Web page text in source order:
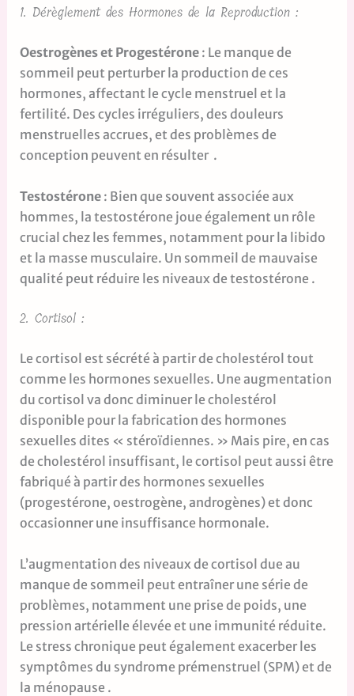
1. Dérèglement des Hormones de la Reproduction :
Oestrogènes et Progestérone : Le manque de
sommeil peut perturber la production de ces
hormones, affectant le cycle menstruel et la
fertilité. Des cycles irréguliers, des douleurs
menstruelles accrues, et des problèmes de
conception peuvent en résulter .
Testostérone : Bien que souvent associée aux
hommes, la testostérone joue également un rôle
crucial chez les femmes, notamment pour la libido
et la masse musculaire. Un sommeil de mauvaise
qualité peut réduire les niveaux de testostérone .
2. Cortisol :
Le cortisol est sécrété à partir de cholestérol tout
comme les hormones sexuelles. Une augmentation
du cortisol va donc diminuer le cholestérol
disponible pour la fabrication des hormones
sexuelles dites « stéroïdiennes. » Mais pire, en cas
de cholestérol insuffisant, le cortisol peut aussi être
fabriqué à partir des hormones sexuelles
(progestérone, oestrogène, androgènes) et donc
occasionner une insuffisance hormonale.
L’augmentation des niveaux de cortisol due au
manque de sommeil peut entraîner une série de
problèmes, notamment une prise de poids, une
pression artérielle élevée et une immunité réduite.
Le stress chronique peut également exacerber les
symptômes du syndrome prémenstruel (SPM) et de
la ménopause .